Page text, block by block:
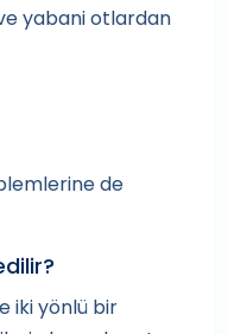
yabani otlardan
de
iki yönlü bir